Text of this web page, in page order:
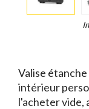
Legend...
Valise
intérieur
l'acheter vide,